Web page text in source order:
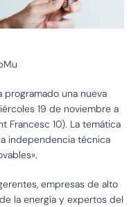
programado una nueva
19 de noviembre a
Francesc 10). La temática
independencia técnica
empresas de alto
la energía y expertos del